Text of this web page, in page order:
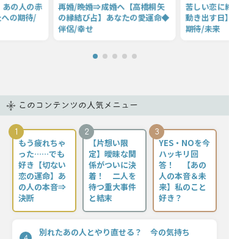
の人の赤
の期待/
再婚/晩婚⇒成婚へ【高橋桐矢
の縁結び占】あなたの愛運命◆
伴侶/幸せ
苦しい恋に
動き出す日
期待/未来
このコンテンツの人気メニュー
1
もう疲れちゃ
った……でも
好き【切ない
恋の運命】あ
の人の本音⇒
決断
2
【片想い限
定】曖昧な関
係がついに決
着！ 二人を
待つ重大事件
と結末
3
YES・NOを今
ハッキリ回
答！ 【あの
人の本音＆未
来】私のこと
好き？
別れたあの人とやり直せる？ 今の気持ち